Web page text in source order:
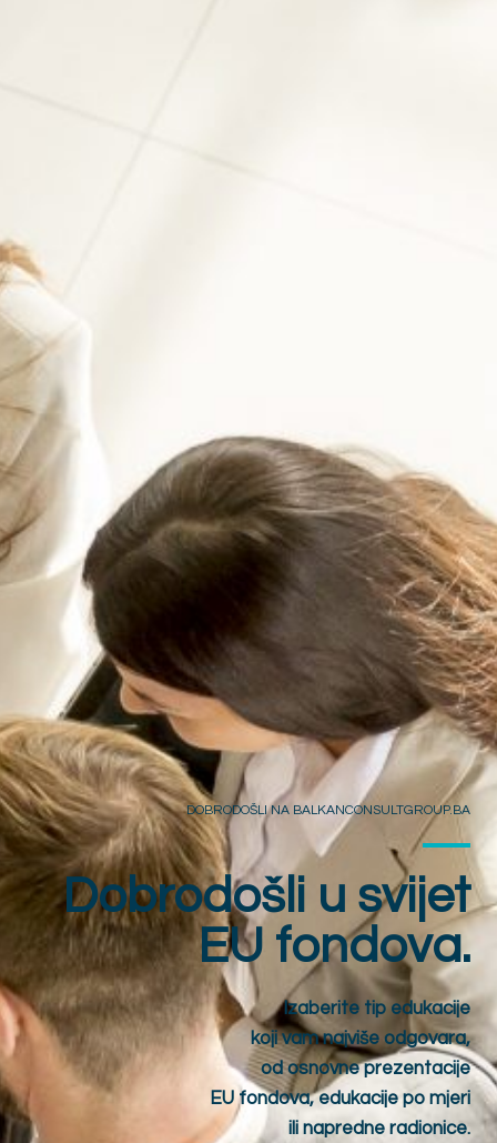
DOBRODOŠLI NA BALKANCONSULTGROUP.BA
Dobrodošli u svijet
EU fondova.
Izaberite tip edukacije
koji vam najviše odgovara,
od osnovne prezentacije
EU fondova, edukacije po mjeri
ili napredne radionice.